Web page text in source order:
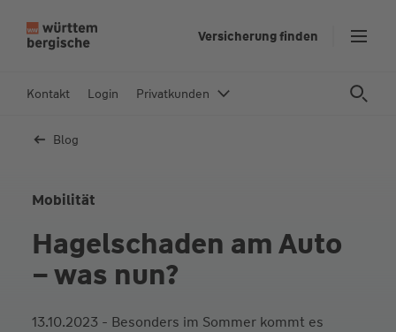
In
Versicherung finden
Kontakt Login Privatkunden
Blog
Mobilität
Hagelschaden am Auto
– was nun?
13.10.2023 - Besonders im Sommer kommt es